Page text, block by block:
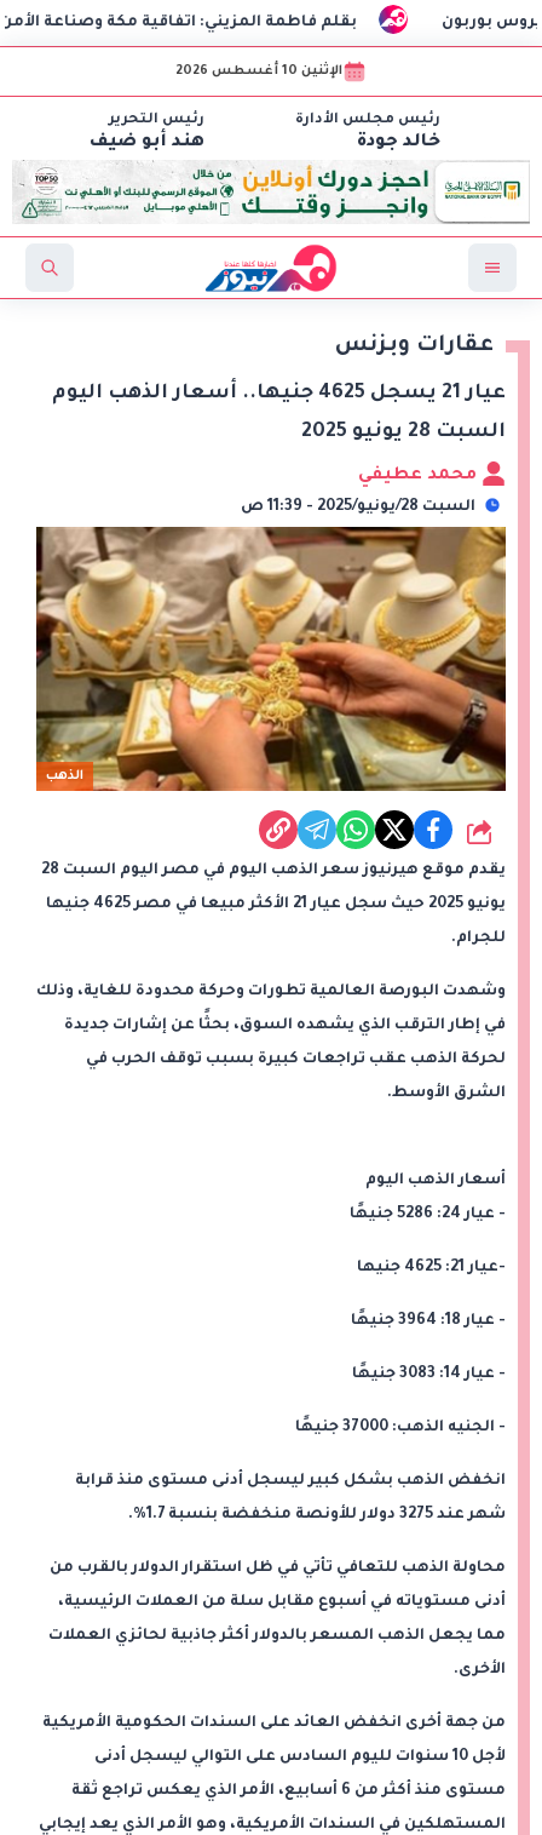
بقلم فاطمة المزيني: اتفاقية مكة وصناعة الأمن
الإثنين 10 أغسطس 2026
رئيس مجلس الأدارة
خالد جودة
رئيس التحرير
هند أبو ضيف
عقارات وبزنس
عيار 21 يسجل 4625 جنيها.. أسعار الذهب اليوم
السبت 28 يونيو 2025
محمد عطيفي
السبت 28/يونيو/2025 - 11:39 ص
الذهب
شارك
يقدم موقع هيرنيوز سعر الذهب اليوم في مصر اليوم السبت 28
يونيو 2025 حيث سجل عيار 21 الأكثر مبيعا في مصر 4625 جنيها
للجرام.
وشهدت البورصة العالمية تطورات وحركة محدودة للغاية، وذلك
في إطار الترقب الذي يشهده السوق، بحثًا عن إشارات جديدة
لحركة الذهب عقب تراجعات كبيرة بسبب توقف الحرب في
الشرق الأوسط.
أسعار الذهب اليوم
- عيار 24: 5286 جنيهًا
-عيار 21: 4625 جنيها
- عيار 18: 3964 جنيهًا
- عيار 14: 3083 جنيهًا
- الجنيه الذهب: 37000 جنيهًا
انخفض الذهب بشكل كبير ليسجل أدنى مستوى منذ قرابة
شهر عند 3275 دولار للأونصة منخفضة بنسبة 1.7%.
محاولة الذهب للتعافي تأتي في ظل استقرار الدولار بالقرب من
أدنى مستوياته في أسبوع مقابل سلة من العملات الرئيسية،
مما يجعل الذهب المسعر بالدولار أكثر جاذبية لحائزي العملات
الأخرى.
من جهة أخرى انخفض العائد على السندات الحكومية الأمريكية
لأجل 10 سنوات لليوم السادس على التوالي ليسجل أدنى
مستوى منذ أكثر من 6 أسابيع، الأمر الذي يعكس تراجع ثقة
المستهلكين في السندات الأمريكية، وهو الأمر الذي يعد إيجابي